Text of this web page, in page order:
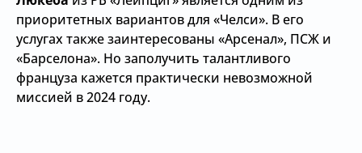
приоритетных вариантов для «Челси». В его
услугах также заинтересованы «Арсенал», ПСЖ и
«Барселона». Но заполучить талантливого
француза кажется практически невозможной
миссией в 2024 году.